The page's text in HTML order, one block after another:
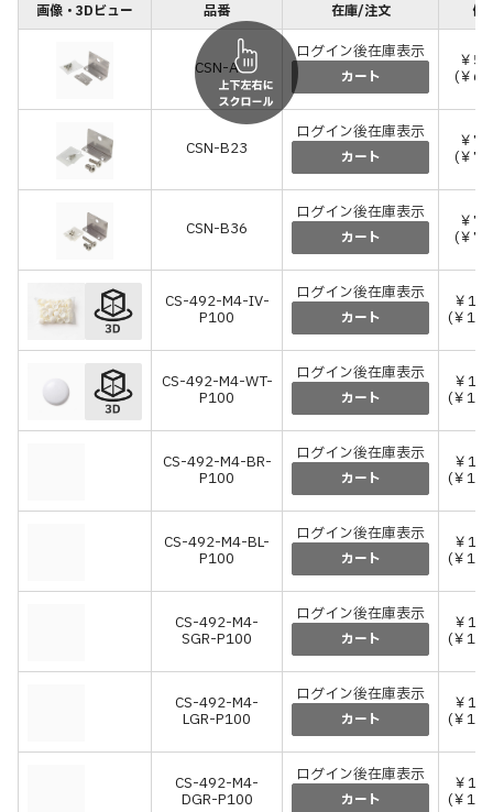
画像・3Dビュー 品番 在庫/注文 価
CSN-A
ログイン後在庫表示
カート
￥
(￥
CSN-B23
ログイン後在庫表示
カート
￥
(￥
CSN-B36
ログイン後在庫表示
カート
￥
(￥
CS-492-M4-IV-
P100
ログイン後在庫表示
カート
￥
(￥
CS-492-M4-WT-
P100
ログイン後在庫表示
カート
￥
(￥
CS-492-M4-BR-
P100
ログイン後在庫表示
カート
￥
(￥
CS-492-M4-BL-
P100
ログイン後在庫表示
カート
￥
(￥
CS-492-M4-
SGR-P100
ログイン後在庫表示
カート
￥
(￥
CS-492-M4-
LGR-P100
ログイン後在庫表示
カート
￥
(￥
CS-492-M4-
DGR-P100
ログイン後在庫表示
カート
￥
(￥